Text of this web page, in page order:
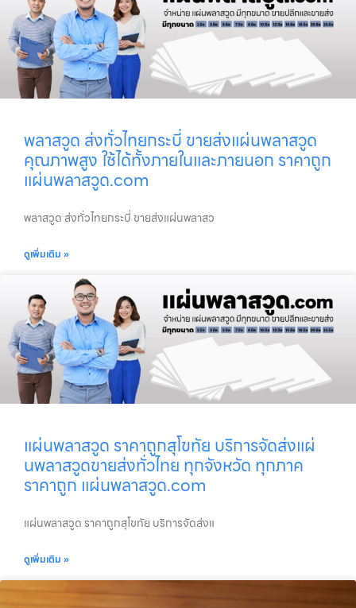
พลาสวูด ส่งทั่วไทยกระบี่ ขายส่งแผ่นพลาสวูด
คุณภาพสูง ใช้ได้ทั้งภายในและภายนอก ราคาถูก
แผ่นพลาสวูด.com
พลาสวูด ส่งทั่วไทยกระบี่ ขายส่งแผ่นพลาสว
ดูเพิ่มเติม »
แผ่นพลาสวูด ราคาถูกสุโขทัย บริการจัดส่งแผ่
นพลาสวูดขายส่งทั่วไทย ทุกจังหวัด ทุกภาค
ราคาถูก แผ่นพลาสวูด.com
แผ่นพลาสวูด ราคาถูกสุโขทัย บริการจัดส่งแ
ดูเพิ่มเติม »